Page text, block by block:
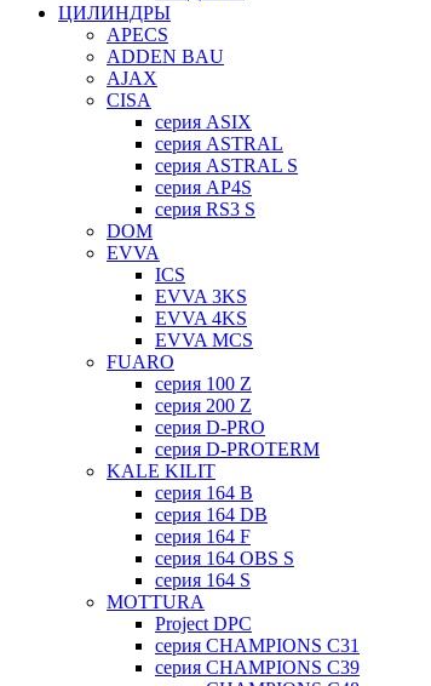
ЦИЛИНДРЫ
APECS
ADDEN BAU
AJAX
CISA
серия ASIX
серия ASTRAL
серия ASTRAL S
серия AP4S
серия RS3 S
DOM
EVVA
ICS
EVVA 3KS
EVVA 4KS
EVVA MCS
FUARO
серия 100 Z
серия 200 Z
серия D-PRO
серия D-PROTERM
KALE KILIT
серия 164 B
серия 164 DB
серия 164 F
серия 164 OBS S
серия 164 S
MOTTURA
Project DPC
серия CHAMPIONS C31
серия CHAMPIONS C39